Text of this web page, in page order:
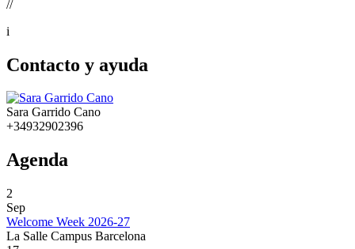
//
i
Contacto y ayuda
Sara Garrido Cano
+34932902396
Agenda
2
Sep
Welcome Week 2026-27
La Salle Campus Barcelona